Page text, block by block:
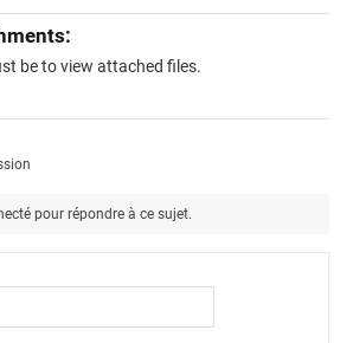
beto view attached files.
pour répondre à ce sujet.